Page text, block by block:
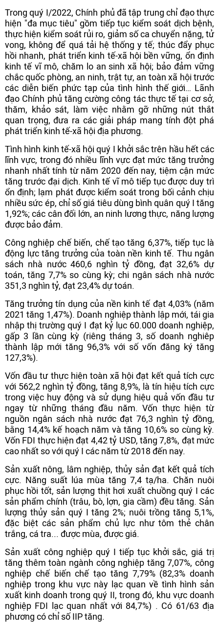
Trong quý I/2022, Chính phủ đã tập trung chỉ đạo thực
hiện "đa mục tiêu" gồm tiếp tục kiểm soát dịch bệnh,
thực hiện kiểm soát rủi ro, giảm số ca chuyển nặng, tử
vong, không để quá tải hệ thống y tế; thúc đẩy phục
hồi nhanh, phát triển kinh tế-xã hội bền vững, ổn định
kinh tế vĩ mô, chăm lo an sinh xã hội; bảo đảm vững
chắc quốc phòng, an ninh, trật tự, an toàn xã hội trước
các diễn biến phức tạp của tình hình thế giới… Lãnh
đạo Chính phủ tăng cường công tác thực tế tại cơ sở,
thăm, khảo sát, làm việc nhằm gỡ những nút thắt
quan trọng, đưa ra các giải pháp mang tính đột phá
phát triển kinh tế-xã hội địa phương.
Tình hình kinh tế-xã hội quý I khởi sắc trên hầu hết các
lĩnh vực, trong đó nhiều lĩnh vực đạt mức tăng trưởng
nhanh nhất tính từ năm 2020 đến nay, tiệm cận mức
tăng trước đại dịch. Kinh tế vĩ mô tiếp tục được duy trì
ổn định; lạm phát được kiểm soát trong bối cảnh chịu
nhiều sức ép, chỉ số giá tiêu dùng bình quân quý I tăng
1,92%; các cân đối lớn, an ninh lương thực, năng lượng
được bảo đảm.
Công nghiệp chế biến, chế tạo tăng 6,37%, tiếp tục là
động lực tăng trưởng của toàn nền kinh tế. Thu ngân
sách nhà nước 460,6 nghìn tỷ đồng, đạt 32,6% dự
toán, tăng 7,7% so cùng kỳ; chi ngân sách nhà nước
351,3 nghìn tỷ, đạt 23,4% dự toán.
Tăng trưởng tín dụng của nền kinh tế đạt 4,03% (năm
2021 tăng 1,47%). Doanh nghiệp thành lập mới, tái gia
nhập thị trường quý I đạt kỷ lục 60.000 doanh nghiệp,
gấp 3 lần cùng kỳ (riêng tháng 3, số doanh nghiêp
thành lập mới tăng 96,3% với số vốn đăng ký tăng
127,3%).
Vốn đầu tư thực hiện toàn xã hội đạt kết quả tích cực
với 562,2 nghìn tỷ đồng, tăng 8,9%, là tín hiệu tích cực
trong việc huy động và sử dụng hiệu quả vốn đầu tư
ngay từ những tháng đầu năm. Vốn thực hiện từ
nguồn ngân sách nhà nước đạt 76,3 nghìn tỷ đồng,
bằng 14,4% kế hoạch năm và tăng 10,6% so cùng kỳ.
Vốn FDI thực hiện đạt 4,42 tỷ USD, tăng 7,8%, đạt mức
cao nhất so với quý I các năm từ 2018 đến nay.
Sản xuất nông, lâm nghiệp, thủy sản đạt kết quả tích
cực. Năng suất lúa mùa tăng 7,4 tạ/ha. Chăn nuôi
phục hồi tốt, sản lượng thịt hơi xuất chuồng quý I các
sản phẩm chính (trâu, bò, lợn, gia cầm) đều tăng. Sản
lượng thủy sản quý I tăng 2%; nuôi trồng tăng 5,1%,
đặc biệt các sản phẩm chủ lực như tôm thẻ chân
trắng, cá tra... được mùa, được giá.
Sản xuất công nghiệp quý I tiếp tục khởi sắc, giá trị
tăng thêm toàn ngành công nghiệp tăng 7,07%, công
nghiệp chế biến chế tạo tăng 7,79% (82,3% doanh
nghiệp trong khu vực này lạc quan về tình hình sản
xuất kinh doanh trong quý II, trong đó, khu vực doanh
nghiệp FDI lạc quan nhất với 84,7%) . Có 61/63 địa
phương có chỉ số IIP tăng.